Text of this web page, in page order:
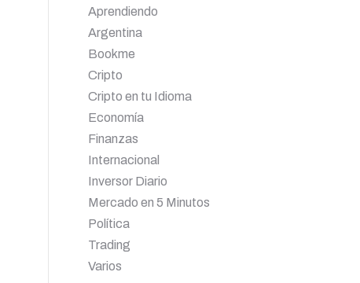
Aprendiendo
Argentina
Bookme
Cripto
Cripto en tu Idioma
Economía
Finanzas
Internacional
Inversor Diario
Mercado en 5 Minutos
Política
Trading
Varios